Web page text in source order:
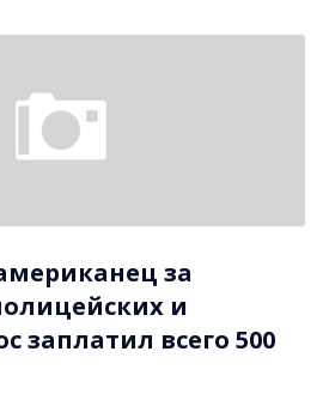
за
и
заплатил всего 500